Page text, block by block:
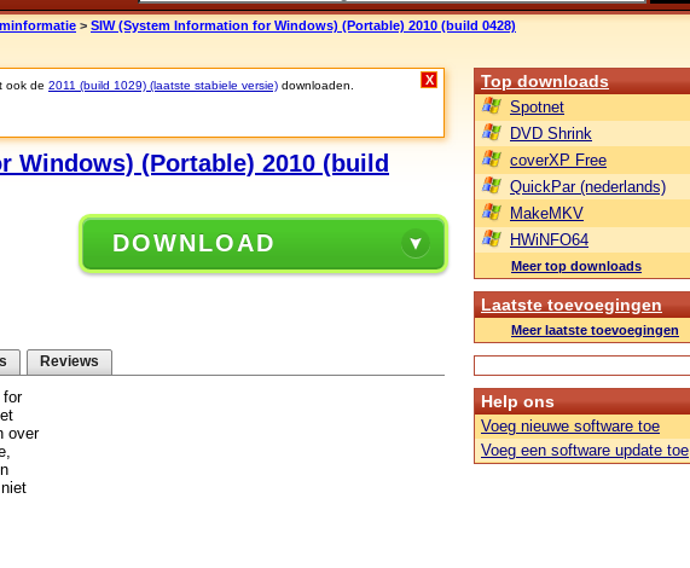
> SIW (System Information for Windows) (Portable) 2010 (build 0428)
ook de 2011 (build 1029) (laatste stabiele versie) downloaden. X
Windows) (Portable) 2010 (build
DOWNLOAD
Reviews
over
Top downloads
Spotnet
DVD Shrink
coverXP Free
QuickPar (nederlands)
MakeMKV
HWiNFO64
Meer top downloads
Laatste toevoegingen
Meer laatste toevoegingen
Help ons
Voeg nieuwe software toe
Voeg een software update toe